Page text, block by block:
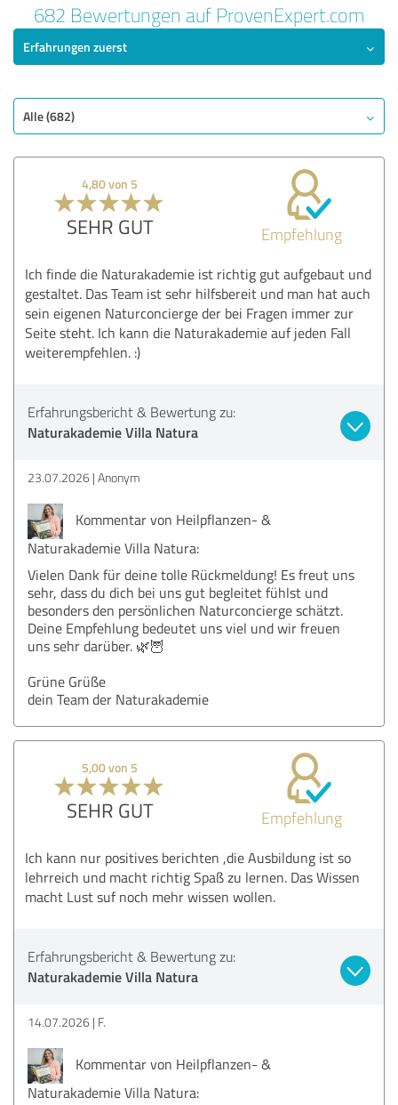
682 Bewertungen auf ProvenExpert.com
Erfahrungen zuerst
Alle (682)
4,80 von 5
SEHR GUT Empfehlung
Ich finde die Naturakademie ist richtig gut aufgebaut und
gestaltet. Das Team ist sehr hilfsbereit und man hat auch
sein eigenen Naturconcierge der bei Fragen immer zur
Seite steht. Ich kann die Naturakademie auf jeden Fall
weiterempfehlen. :)
Erfahrungsbericht & Bewertung zu:
Naturakademie Villa Natura
23.07.2026 Anonym
Kommentar von Heilpflanzen- &
Naturakademie Villa Natura:
Vielen Dank für deine tolle Rückmeldung! Es freut uns
sehr, dass du dich bei uns gut begleitet fühlst und
besonders den persönlichen Naturconcierge schätzt.
Deine Empfehlung bedeutet uns viel und wir freuen
uns sehr darüber. 🌿🦉
Grüne Grüße
dein Team der Naturakademie
5,00 von 5
SEHR GUT Empfehlung
Ich kann nur positives berichten ,die Ausbildung ist so
lehrreich und macht richtig Spaß zu lernen. Das Wissen
macht Lust suf noch mehr wissen wollen.
Erfahrungsbericht & Bewertung zu:
Naturakademie Villa Natura
14.07.2026 F.
Kommentar von Heilpflanzen- &
Naturakademie Villa Natura: